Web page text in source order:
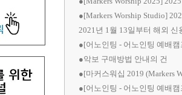
●악보 구매방법 안내의 건